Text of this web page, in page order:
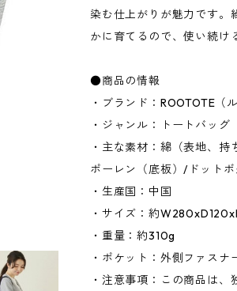
染む仕上がりが魅力です。
かに育てるので、使い続け
●商品の情報
・ブランド：ROOTOTE（
・ジャンル：トートバッグ
・主な素材：綿（表地、
ポーレン（底板）/ドットボ
・生産国：中国
・サイズ：約
・重量：約310g
・ポケット：外側ファスナ
・注意事項：この商品は